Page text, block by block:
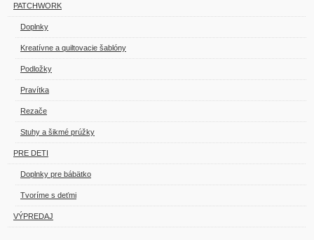
PATCHWORK
Doplnky
Kreatívne a quiltovacie šablóny
Podložky
Pravítka
Rezače
Stuhy a šikmé prúžky
PRE DETI
Doplnky pre bábätko
Tvoríme s deťmi
VÝPREDAJ